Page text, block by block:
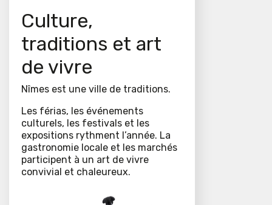
Culture,
traditions et art
de vivre
Nîmes est une ville de traditions.
Les férias, les événements
culturels, les festivals et les
expositions rythment l’année. La
gastronomie locale et les marchés
participent à un art de vivre
convivial et chaleureux.